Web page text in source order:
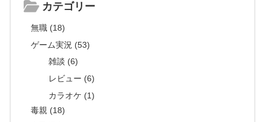
カテゴリー
無職 (18)
ゲーム実況 (53)
雑談 (6)
レビュー (6)
カラオケ (1)
毒親 (18)